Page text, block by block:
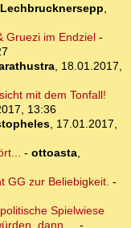
Lechbrucknersepp,
Gruezi im Endziel-
, 18.01.2017,
mit dem Tonfall!
13:36
, 17.01.2017,
- ottoasta,
GG zur Beliebigkeit. -
Spielwiese
dann ... -